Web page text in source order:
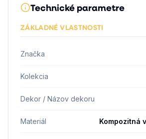
Technické parametre
ZÁKLADNÉ VLASTNOSTI
Značka
Kolekcia
Dekor / Názov dekoru
Materiál Kompozitná